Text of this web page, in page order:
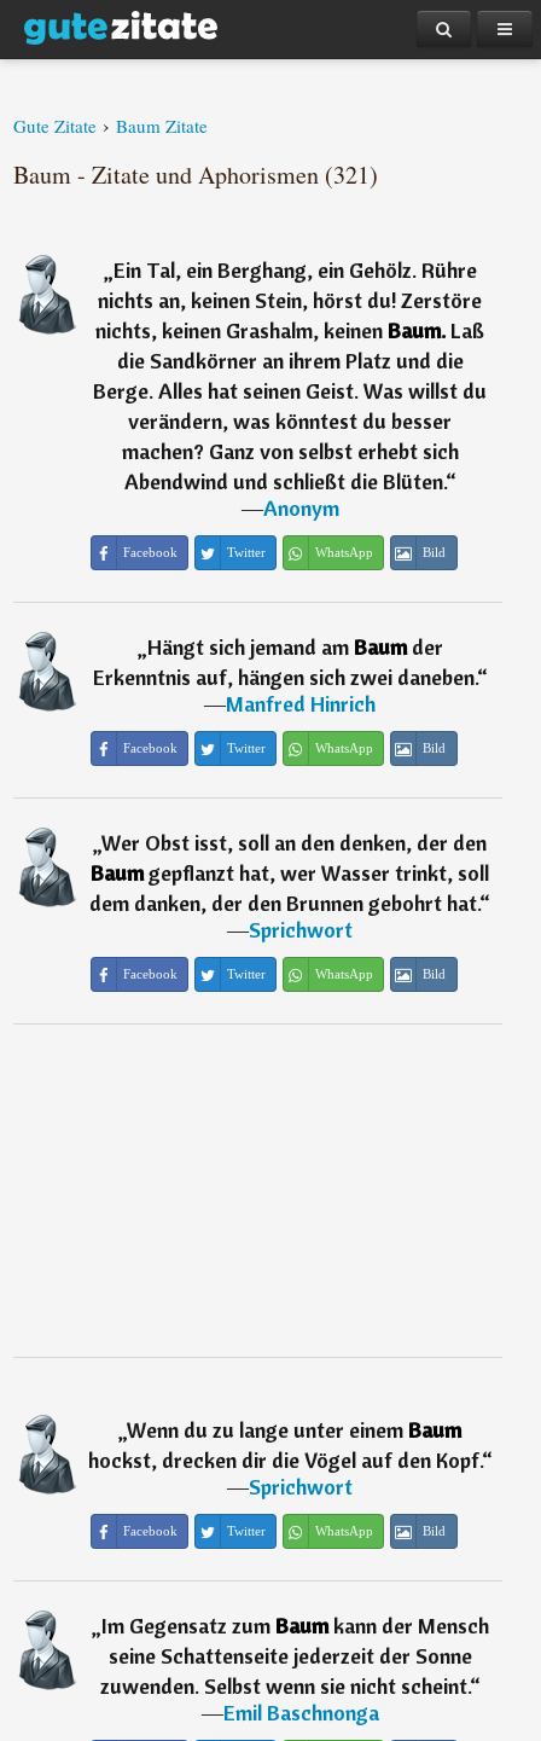
Gute Zitate › Baum Zitate
Baum - Zitate und Aphorismen (321)
„Ein Tal, ein Berghang, ein Gehölz. Rühre
nichts an, keinen Stein, hörst du! Zerstöre
nichts, keinen Grashalm, keinen Baum. Laß
die Sandkörner an ihrem Platz und die
Berge. Alles hat seinen Geist. Was willst du
verändern, was könntest du besser
machen? Ganz von selbst erhebt sich
Abendwind und schließt die Blüten.“
―Anonym
Facebook Twitter WhatsApp Bild
„Hängt sich jemand amBaumder
Erkenntnis auf, hängen sich zwei daneben.“
―Manfred Hinrich
Facebook Twitter WhatsApp Bild
„Wer Obst isst, soll an den denken, der den
Baumgepflanzt hat, wer Wasser trinkt, soll
dem danken, der den Brunnen gebohrt hat.“
―Sprichwort
Facebook Twitter WhatsApp Bild
„Wenn du zu lange unter einem Baum
hockst, drecken dir die Vögel auf den Kopf.“
―Sprichwort
Facebook Twitter WhatsApp Bild
„Im Gegensatz zumBaumkann der Mensch
seine Schattenseite jederzeit der Sonne
zuwenden. Selbst wenn sie nicht scheint.“
―Emil Baschnonga